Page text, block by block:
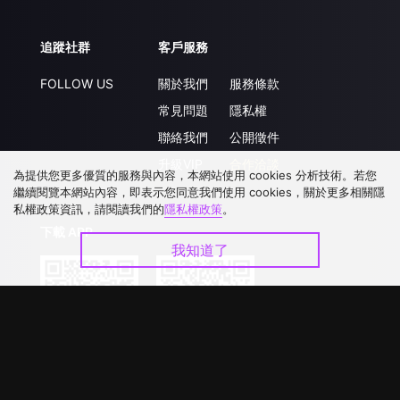
追蹤社群
FOLLOW US
客戶服務
關於我們
常見問題
聯絡我們
服務條款
隱私權
公開徵件
下載 APP
為提供您更多優質的服務與內容，本網站使用 cookies 分析技術。若您
繼續閱覽本網站內容，即表示您同意我們使用 cookies，關於更多相關隱
私權政策資訊，請閱讀我們的隱私權政策。
我知道了